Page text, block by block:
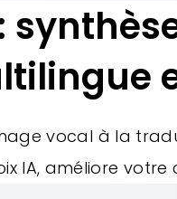
vocal à la
IA, améliore